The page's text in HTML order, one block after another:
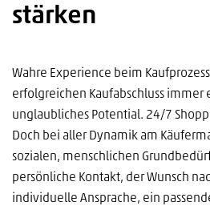
stärken
Wahre Experience beim
erfolgreichen Kaufabschluss
unglaubliches Potential. 24/7
Doch bei aller Dynamik am
sozialen, menschlichen
persönliche Kontakt, der Wunsch
individuelle Ansprache, ein